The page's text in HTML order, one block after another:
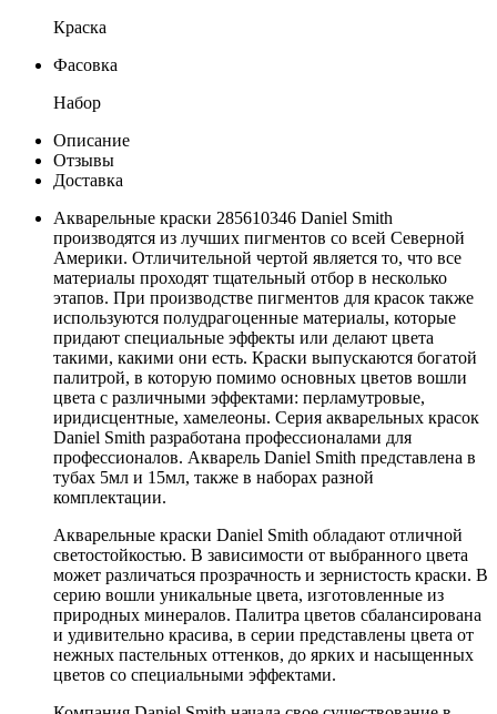
Краска
Фасовка
Набор
Описание
Отзывы
Доставка
Акварельные краски 285610346 Daniel Smith
производятся из лучших пигментов со всей Северной
Америки. Отличительной чертой является то, что все
материалы проходят тщательный отбор в несколько
этапов. При производстве пигментов для красок также
используются полудрагоценные материалы, которые
придают специальные эффекты или делают цвета
такими, какими они есть. Краски выпускаются богатой
палитрой, в которую помимо основных цветов вошли
цвета с различными эффектами: перламутровые,
иридисцентные, хамелеоны. Серия акварельных красок
Daniel Smith разработана профессионалами для
профессионалов. Акварель Daniel Smith представлена в
тубах 5мл и 15мл, также в наборах разной
комплектации.
Акварельные краски Daniel Smith обладают отличной
светостойкостью. В зависимости от выбранного цвета
может различаться прозрачность и зернистость краски. В
серию вошли уникальные цвета, изготовленные из
природных минералов. Палитра цветов сбалансирована
и удивительно красива, в серии представлены цвета от
нежных пастельных оттенков, до ярких и насыщенных
цветов со специальными эффектами.